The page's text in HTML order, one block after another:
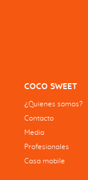
COCO SWEET
¿Quienes somos?
Contacto
Media
Profesionales
Casa mobile